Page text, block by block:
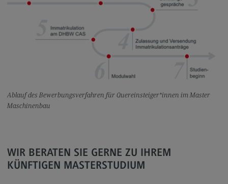
Profil-O-Mat Informatik
Rahmenbedingungen
Integrated Engineering
Modulangebot
Ablauf des Bewerbungsverfahren für Quereinsteiger*innen im Master
Maschinenbau
WIR BERATEN SIE GERNE ZU IHREM
KÜNFTIGEN MASTERSTUDIUM